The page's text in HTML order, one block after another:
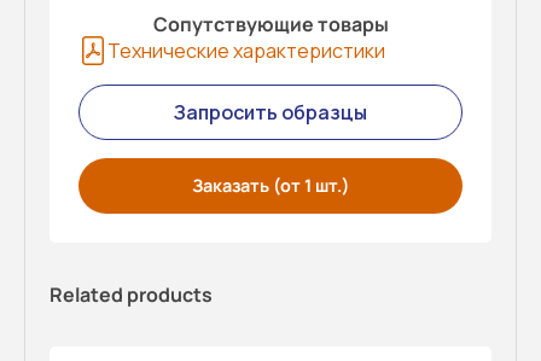
Сопутствующие товары
Технические характеристики
Запросить образцы
Заказать (от 1 шт.)
Related products